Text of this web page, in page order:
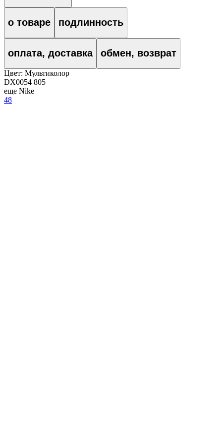
о товаре подлинность
оплата, доставка обмен, возврат
Цвет: Мультиколор
DX0054 805
еще Nike
48